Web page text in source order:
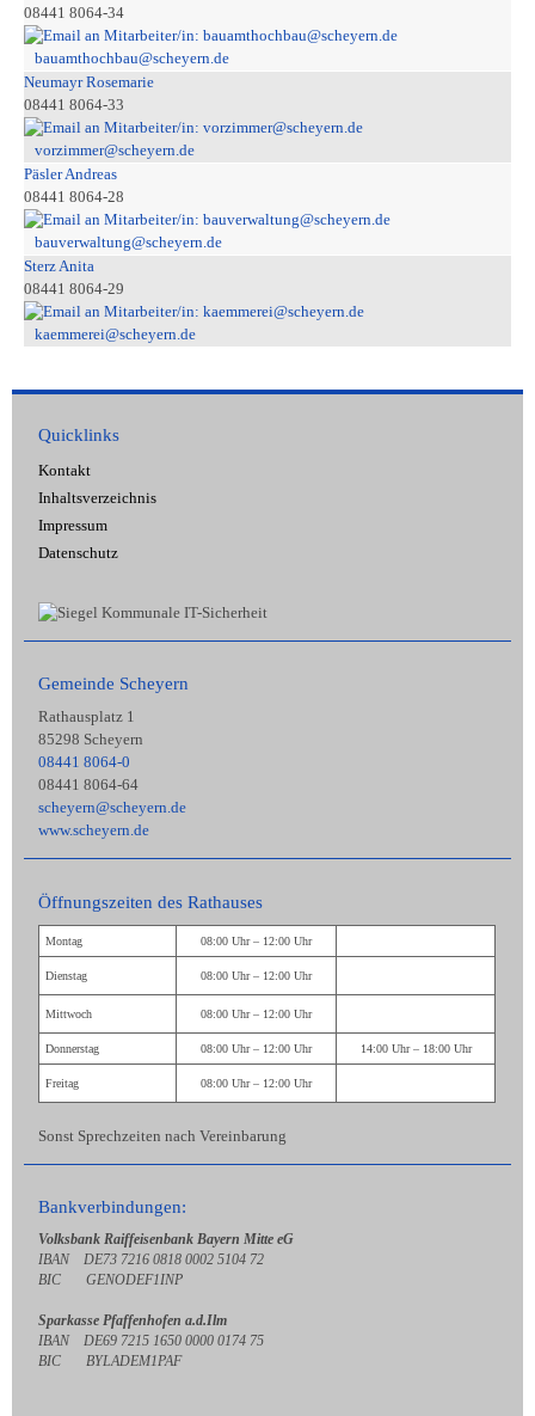
08441 8064-34
bauamthochbau@scheyern.de
Neumayr Rosemarie
08441 8064-33
vorzimmer@scheyern.de
Päsler Andreas
08441 8064-28
bauverwaltung@scheyern.de
Sterz Anita
08441 8064-29
kaemmerei@scheyern.de
Quicklinks
Kontakt
Inhaltsverzeichnis
Impressum
Datenschutz
Gemeinde Scheyern
Rathausplatz 1
85298 Scheyern
08441 8064-0
08441 8064-64
scheyern@scheyern.de
www.scheyern.de
Öffnungszeiten des Rathauses
Montag 08:00 Uhr – 12:00 Uhr
Dienstag 08:00 Uhr – 12:00 Uhr
Mittwoch 08:00 Uhr – 12:00 Uhr
Donnerstag 08:00 Uhr – 12:00 Uhr 14:00 Uhr – 18:00 Uhr
Freitag 08:00 Uhr – 12:00 Uhr
Sonst Sprechzeiten nach Vereinbarung
Bankverbindungen:
Volksbank Raiffeisenbank Bayern Mitte eG
IBAN DE73 7216 0818 0002 5104 72
BIC GENODEF1INP
Sparkasse Pfaffenhofen a.d.Ilm
IBAN DE69 7215 1650 0000 0174 75
BIC BYLADEM1PAF